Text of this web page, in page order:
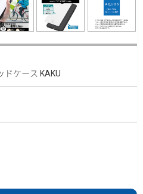
ドケース KAKU